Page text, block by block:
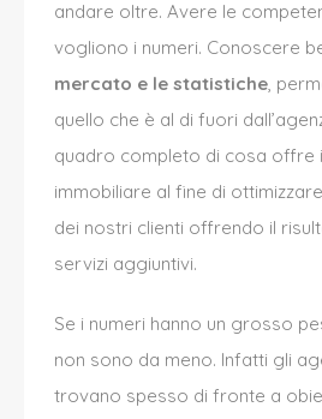
andare oltre. Avere le
vogliono i numeri. Conoscere
mercato e le statistiche,
quello che è al di fuori
quadro completo di cosa offre
immobiliare al fine di
dei nostri clienti offrendo il
servizi aggiuntivi.
Se i numeri hanno un grosso
non sono da meno. Infatti gli
trovano spesso di fronte a